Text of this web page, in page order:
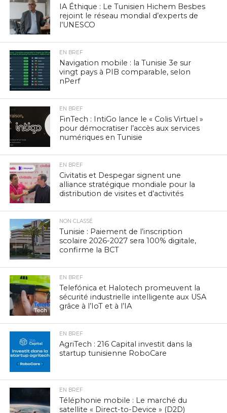
IA Éthique : Le Tunisien Hichem Besbes
rejoint le réseau mondial d’experts de
l’UNESCO
EN BREF
Navigation mobile : la Tunisie 3e sur
vingt pays à PIB comparable, selon
nPerf
EN BREF
FinTech : IntiGo lance le « Colis Virtuel »
pour démocratiser l’accès aux services
numériques en Tunisie
EN BREF
Civitatis et Despegar signent une
alliance stratégique mondiale pour la
distribution de visites et d’activités
NON CLASSÉ
Tunisie : Paiement de l’inscription
scolaire 2026-2027 sera 100% digitale,
confirme la BCT
EN BREF
Telefónica et Halotech promeuvent la
sécurité industrielle intelligente aux USA
grâce à l’IoT et à l’IA
EN BREF
AgriTech : 216 Capital investit dans la
startup tunisienne RoboCare
EN BREF
Téléphonie mobile : Le marché du
satellite « Direct-to-Device » (D2D)